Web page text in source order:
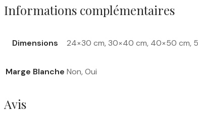
Informations complémentaires
Dimensions 24×30 cm, 30×40 cm, 40×50 cm,
Marge Blanche Non, Oui
Avis